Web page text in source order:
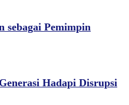
sebagai Pemimpin
Hadapi Disrupsi